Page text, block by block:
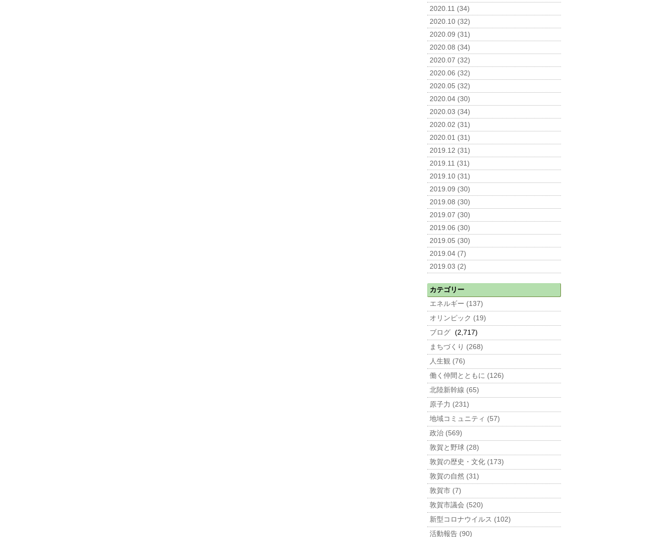
2020.11 (34)
2020.10 (32)
2020.09 (31)
2020.08 (34)
2020.07 (32)
2020.06 (32)
2020.05 (32)
2020.04 (30)
2020.03 (34)
2020.02 (31)
2020.01 (31)
2019.12 (31)
2019.11 (31)
2019.10 (31)
2019.09 (30)
2019.08 (30)
2019.07 (30)
2019.06 (30)
2019.05 (30)
2019.04 (7)
2019.03 (2)
カテゴリー
エネルギー (137)
オリンピック (19)
ブログ (2,717)
まちづくり (268)
人生観 (76)
働く仲間とともに (126)
北陸新幹線 (65)
原子力 (231)
地域コミュニティ (57)
政治 (569)
敦賀と野球 (28)
敦賀の歴史・文化 (173)
敦賀の自然 (31)
敦賀市 (7)
敦賀市議会 (520)
新型コロナウイルス (102)
活動報告 (90)